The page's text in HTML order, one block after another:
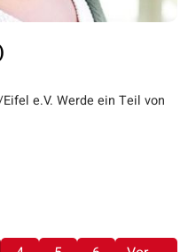
e.V. Werde ein Teil von